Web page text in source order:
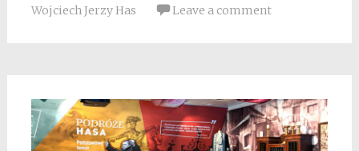
Wojciech Jerzy Has
Leave a comment